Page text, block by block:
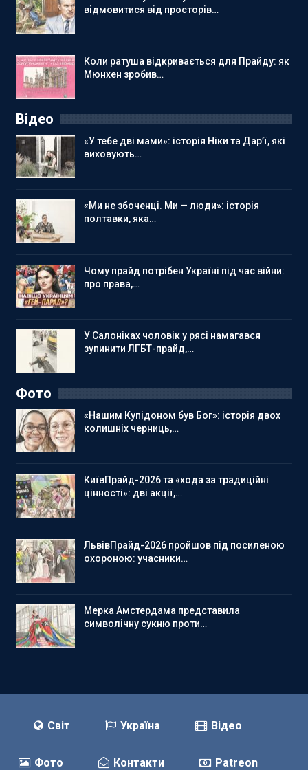
відмовитися від просторів…
Коли ратуша відкривається для Прайду: як
Мюнхен зробив…
Відео
«У тебе дві мами»: історія Ніки та Дар’ї, які
виховують…
«Ми не збоченці. Ми — люди»: історія
полтавки, яка…
Чому прайд потрібен Україні під час війни:
про права,…
У Салоніках чоловік у рясі намагався
зупинити ЛГБТ-прайд,…
Фото
«Нашим Купідоном був Бог»: історія двох
колишніх черниць,…
КиївПрайд-2026 та «хода за традиційні
цінності»: дві акції,…
ЛьвівПрайд-2026 пройшов під посиленою
охороною: учасники…
Мерка Амстердама представила
символічну сукню проти…
Світ Україна Відео
Фото Контакти Patreon